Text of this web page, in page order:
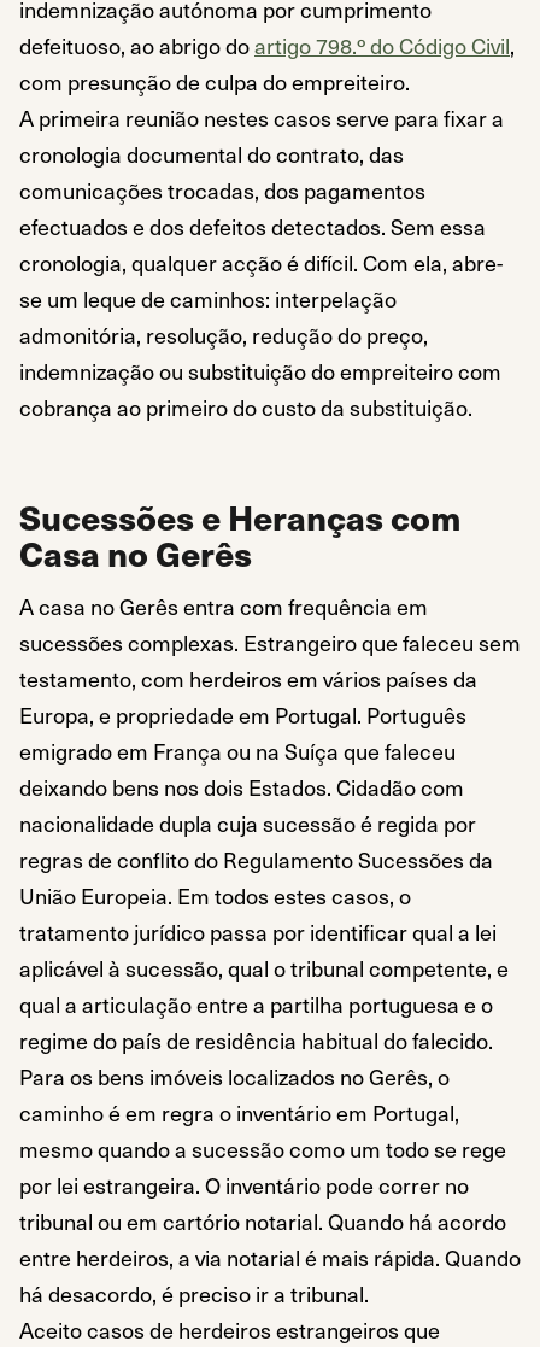
indemnização autónoma por cumprimento
defeituoso, ao abrigo doartigo 798.º do Código Civil,
com presunção de culpa do empreiteiro.
A primeira reunião nestes casos serve para fixar a
cronologia documental do contrato, das
comunicações trocadas, dos pagamentos
efectuados e dos defeitos detectados. Sem essa
cronologia, qualquer acção é difícil. Com ela, abre-
se um leque de caminhos: interpelação
admonitória, resolução, redução do preço,
indemnização ou substituição do empreiteiro com
cobrança ao primeiro do custo da substituição.
Sucessões e Heranças com
Casa no Gerês
A casa no Gerês entra com frequência em
sucessões complexas. Estrangeiro que faleceu sem
testamento, com herdeiros em vários países da
Europa, e propriedade em Portugal. Português
emigrado em França ou na Suíça que faleceu
deixando bens nos dois Estados. Cidadão com
nacionalidade dupla cuja sucessão é regida por
regras de conflito do Regulamento Sucessões da
União Europeia. Em todos estes casos, o
tratamento jurídico passa por identificar qual a lei
aplicável à sucessão, qual o tribunal competente, e
qual a articulação entre a partilha portuguesa e o
regime do país de residência habitual do falecido.
Para os bens imóveis localizados no Gerês, o
caminho é em regra o inventário em Portugal,
mesmo quando a sucessão como um todo se rege
por lei estrangeira. O inventário pode correr no
tribunal ou em cartório notarial. Quando há acordo
entre herdeiros, a via notarial é mais rápida. Quando
há desacordo, é preciso ir a tribunal.
Aceito casos de herdeiros estrangeiros que